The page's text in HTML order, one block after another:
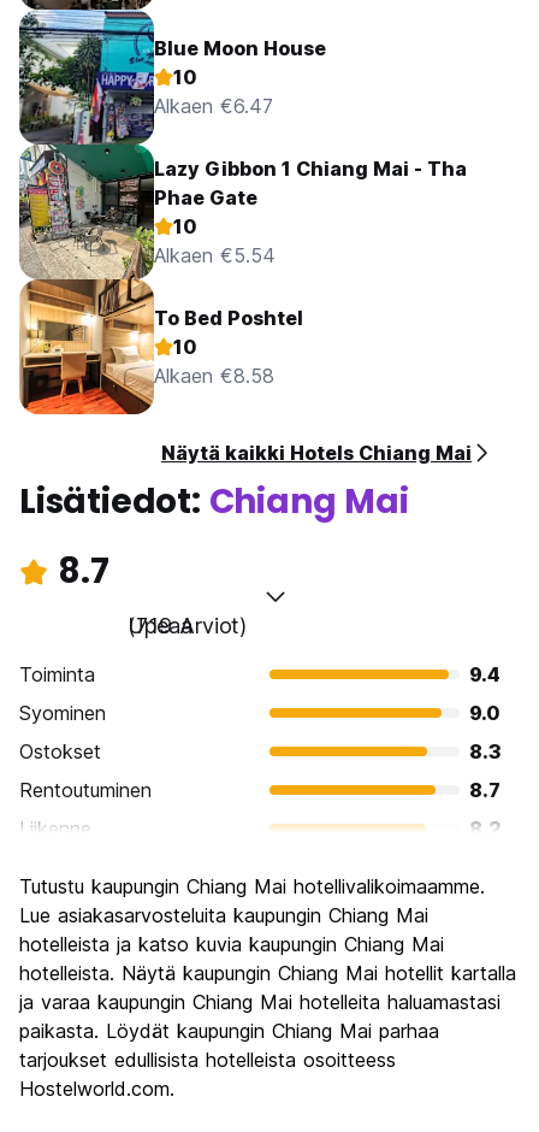
Blue Moon House
10
Alkaen €6.47
Lazy Gibbon 1 Chiang Mai - Tha
Phae Gate
10
Alkaen €5.54
To Bed Poshtel
10
Alkaen €8.58
Näytä kaikki Hotels Chiang Mai
Lisätiedot: Chiang Mai
8.7
Upeaa
(719 Arviot)
Toiminta
9.4
Syominen
9.0
Ostokset
8.3
Rentoutuminen
8.7
Liikenne
8.2
Kulttuuri
Yöelämä
Rahanarvoinen
9.1
Tutustu kaupungin Chiang Mai hotellivalikoimaamme.
Lue asiakasarvosteluita kaupungin Chiang Mai
hotelleista ja katso kuvia kaupungin Chiang Mai
hotelleista. Näytä kaupungin Chiang Mai hotellit kartalla
ja varaa kaupungin Chiang Mai hotelleita haluamastasi
paikasta. Löydät kaupungin Chiang Mai parhaa
tarjoukset edullisista hotelleista osoitteess
Hostelworld.com.